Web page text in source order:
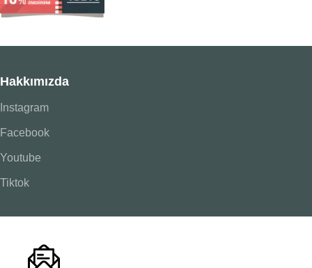
Hakkımızda
Instagram
Facebook
Youtube
Tiktok